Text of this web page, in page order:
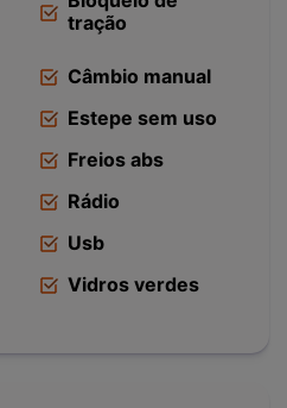
tração
Câmbio manual
Estepe sem uso
Freios abs
Rádio
Usb
Vidros verdes